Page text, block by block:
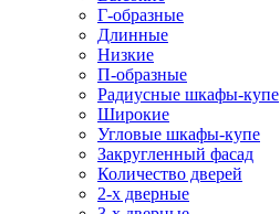
Г-образные
Длинные
Низкие
П-образные
Радиусные шкафы-купе
Широкие
Угловые шкафы-купе
Закругленный фасад
Количество дверей
2-х дверные